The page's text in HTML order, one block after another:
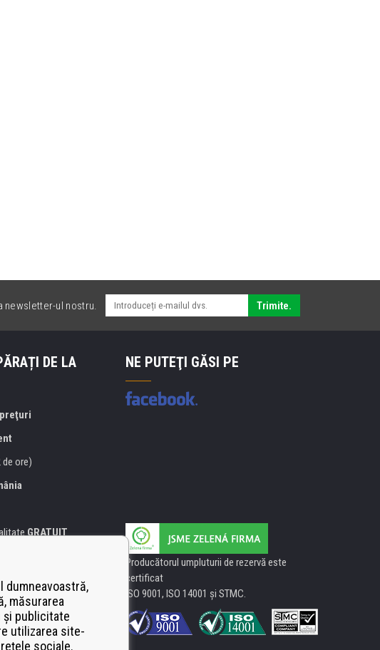
newsletter-ul nostru. Trimite.
DE LA
preţuri
de ore)
GRATUIT
NE PUTEŢI GĂSI PE
Producătorul umpluturii de rezervă este
certificat
ISO 9001, ISO 14001 şi STMC.
măsurarea
și publicitate
utilizarea site-
sociale.